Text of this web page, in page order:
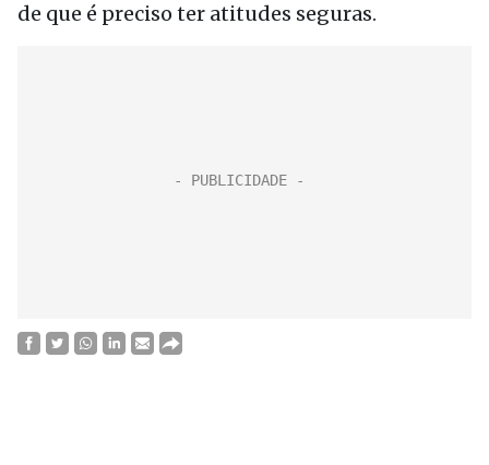
de que é preciso ter atitudes seguras.